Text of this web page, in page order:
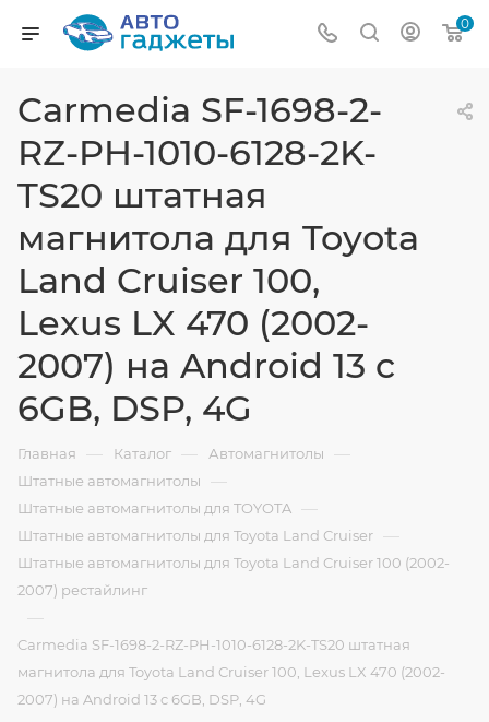
0
Carmedia SF-1698-2-
RZ-PH-1010-6128-2K-
TS20 штатная
магнитола для Toyota
Land Cruiser 100,
Lexus LX 470 (2002-
2007) на Android 13 c
6GB, DSP, 4G
Главная — Каталог — Автомагнитолы —
Штатные автомагнитолы —
Штатные автомагнитолы для TOYOTA —
Штатные автомагнитолы для Toyota Land Cruiser —
Штатные автомагнитолы для Toyota Land Cruiser 100 (2002-
2007) рестайлинг
—
Carmedia SF-1698-2-RZ-PH-1010-6128-2K-TS20 штатная
магнитола для Toyota Land Cruiser 100, Lexus LX 470 (2002-
2007) на Android 13 c 6GB, DSP, 4G